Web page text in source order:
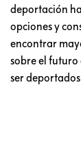
deportación
opciones y
encontrar
sobre el futuro
ser